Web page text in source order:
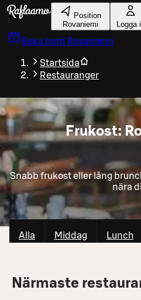
Gå till huvudinnehållet
Position
Rovaniemi
Logga
Boka bord Rovaniemi
Startsida
Restauranger
Frukost:
Snabb frukost eller lång
nära
Alla Middag Lunch
Närmaste